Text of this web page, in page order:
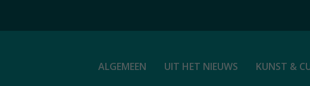
ALGEMEEN UIT HET NIEUWS KUNST &